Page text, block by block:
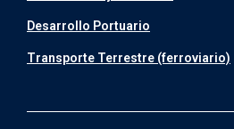
Desarrollo Portuario
Transporte Terrestre (ferroviario)